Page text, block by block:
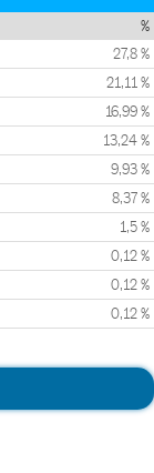
%
27,8 %
21,11 %
16,99 %
13,24 %
9,93 %
8,37 %
1,5 %
0,12 %
0,12 %
0,12 %